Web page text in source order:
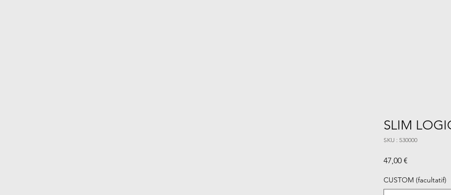
SLIM
SKU : 530000
47,00 €
CUSTOM (facultatif)